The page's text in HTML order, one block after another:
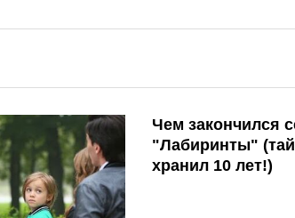
Чем закончился
"Лабиринты"
хранил 10 лет!)